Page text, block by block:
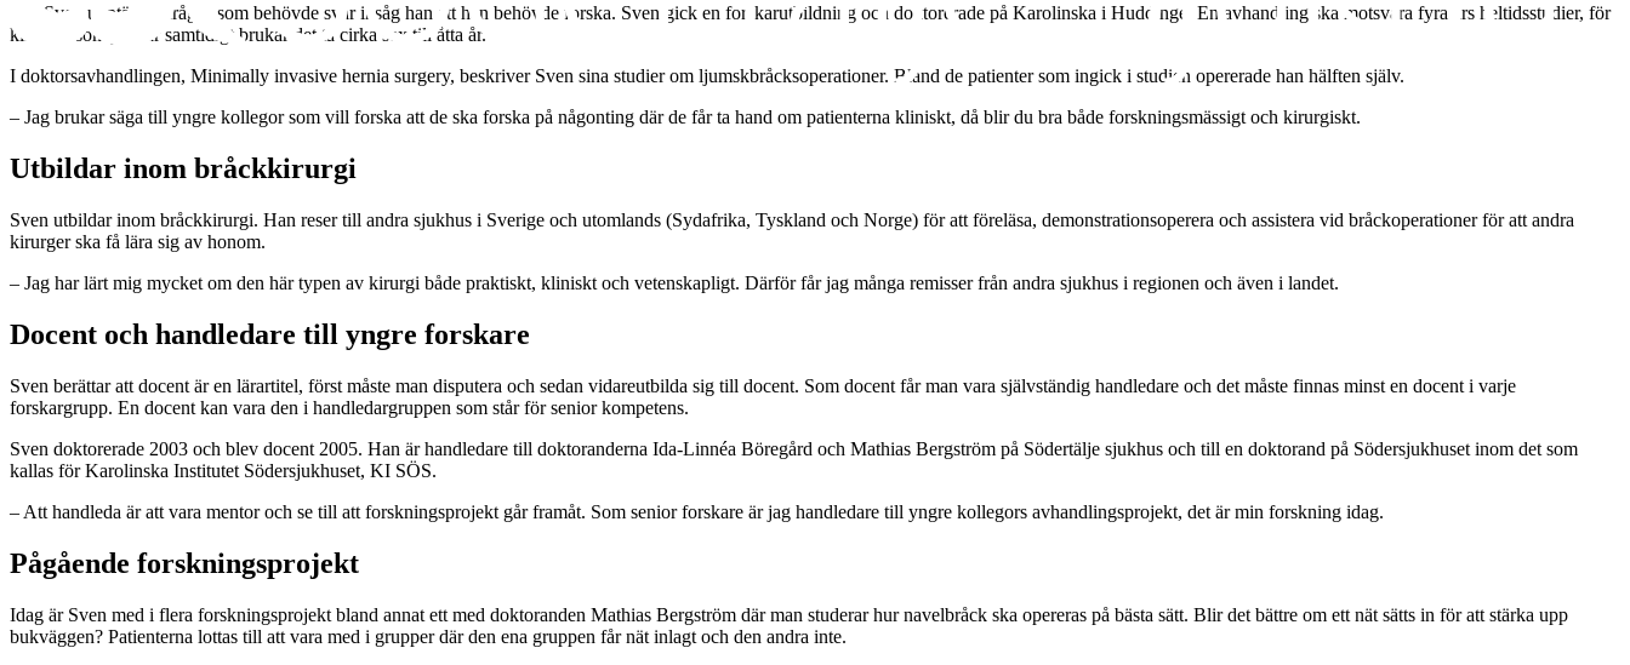
När Sven upptäckte frågor som behövde svar insåg han att han behövde forska. Sven gick en forskarutbildning och doktorerade på Karolinska i Huddinge. En avhandling ska motsvara fyra års heltidsstudier, för
kirurger som jobbar samtidigt brukar det ta cirka sex till åtta år.
I doktorsavhandlingen, Minimally invasive hernia surgery, beskriver Sven sina studier om ljumskbråcksoperationer. Bland de patienter som ingick i studien opererade han hälften själv.
– Jag brukar säga till yngre kollegor som vill forska att de ska forska på någonting där de får ta hand om patienterna kliniskt, då blir du bra både forskningsmässigt och kirurgiskt.
Utbildar inom bråckkirurgi
Sven utbildar inom bråckkirurgi. Han reser till andra sjukhus i Sverige och utomlands (Sydafrika, Tyskland och Norge) för att föreläsa, demonstrationsoperera och assistera vid bråckoperationer för att andra
kirurger ska få lära sig av honom.
– Jag har lärt mig mycket om den här typen av kirurgi både praktiskt, kliniskt och vetenskapligt. Därför får jag många remisser från andra sjukhus i regionen och även i landet.
Docent och handledare till yngre forskare
Sven berättar att docent är en lärartitel, först måste man disputera och sedan vidareutbilda sig till docent. Som docent får man vara självständig handledare och det måste finnas minst en docent i varje
forskargrupp. En docent kan vara den i handledargruppen som står för senior kompetens.
Sven doktorerade 2003 och blev docent 2005. Han är handledare till doktoranderna Ida-Linnéa Böregård och Mathias Bergström på Södertälje sjukhus och till en doktorand på Södersjukhuset inom det som
kallas för Karolinska Institutet Södersjukhuset, KI SÖS.
– Att handleda är att vara mentor och se till att forskningsprojekt går framåt. Som senior forskare är jag handledare till yngre kollegors avhandlingsprojekt, det är min forskning idag.
Pågående forskningsprojekt
Idag är Sven med i flera forskningsprojekt bland annat ett med doktoranden Mathias Bergström där man studerar hur navelbråck ska opereras på bästa sätt. Blir det bättre om ett nät sätts in för att stärka upp
bukväggen? Patienterna lottas till att vara med i grupper där den ena gruppen får nät inlagt och den andra inte.